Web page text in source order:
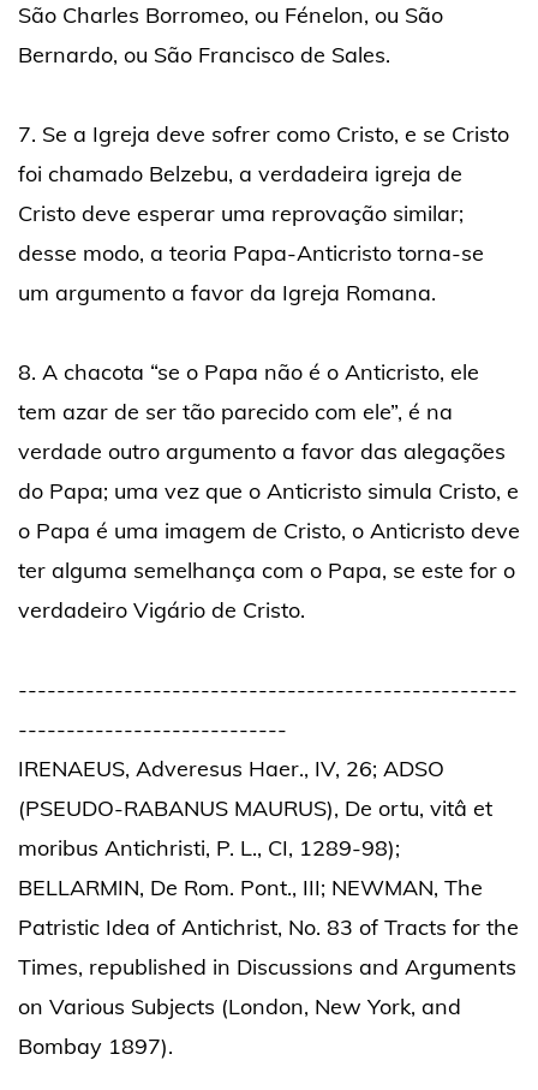
São Charles Borromeo, ou Fénelon, ou São
Bernardo, ou São Francisco de Sales.
7. Se a Igreja deve sofrer como Cristo, e se Cristo
foi chamado Belzebu, a verdadeira igreja de
Cristo deve esperar uma reprovação similar;
desse modo, a teoria Papa-Anticristo torna-se
um argumento a favor da Igreja Romana.
8. A chacota “se o Papa não é o Anticristo, ele
tem azar de ser tão parecido com ele”, é na
verdade outro argumento a favor das alegações
do Papa; uma vez que o Anticristo simula Cristo, e
o Papa é uma imagem de Cristo, o Anticristo deve
ter alguma semelhança com o Papa, se este for o
verdadeiro Vigário de Cristo.
----------------------------------------------------
----------------------------
IRENAEUS, Adveresus Haer., IV, 26; ADSO
(PSEUDO-RABANUS MAURUS), De ortu, vitâ et
moribus Antichristi, P. L., CI, 1289-98);
BELLARMIN, De Rom. Pont., III; NEWMAN, The
Patristic Idea of Antichrist, No. 83 of Tracts for the
Times, republished in Discussions and Arguments
on Various Subjects (London, New York, and
Bombay 1897).